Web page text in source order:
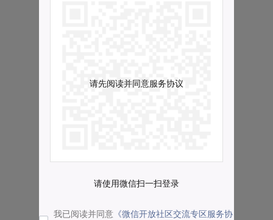
请先阅读并同意服务协议
请使用微信扫一扫登录
我已阅读并同意 《微信开放社区交流专区服务协